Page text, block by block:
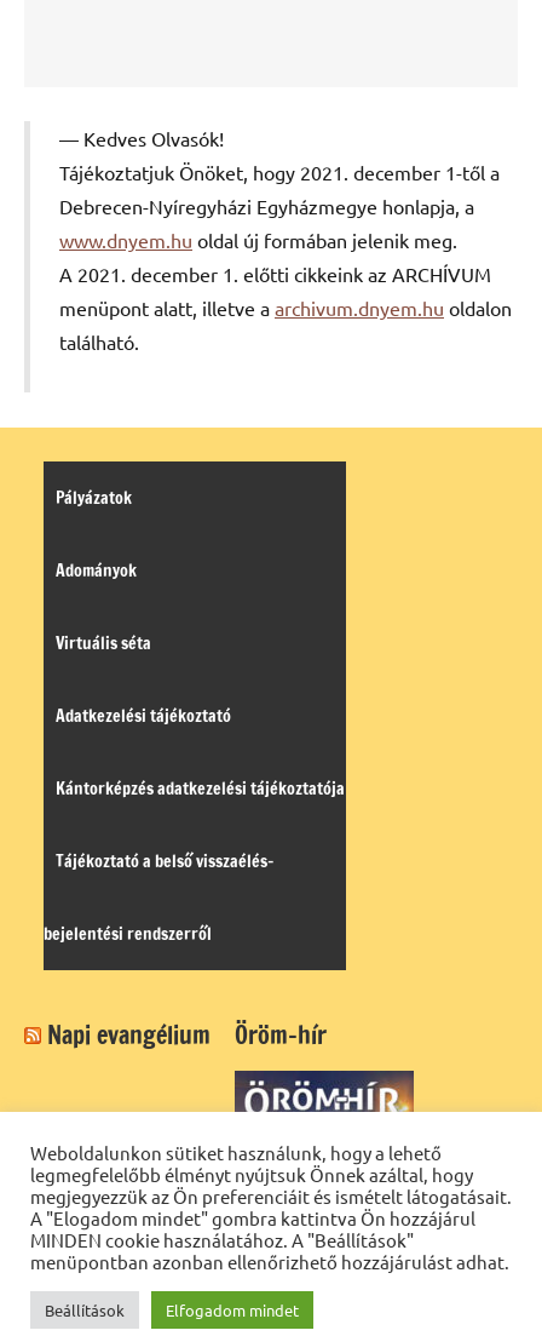
Kedves Olvasók!
Tájékoztatjuk Önöket, hogy 2021. december 1-től a
Debrecen-Nyíregyházi Egyházmegye honlapja, a
www.dnyem.hu oldal új formában jelenik meg.
A 2021. december 1. előtti cikkeink az ARCHÍVUM
menüpont alatt, illetve a archivum.dnyem.hu oldalon
található.
Pályázatok
Adományok
Virtuális séta
Adatkezelési tájékoztató
Kántorképzés adatkezelési tájékoztatója
Tájékoztató a belső visszaélés-
bejelentési rendszerről
Napi evangélium Öröm-hír
Weboldalunkon sütiket használunk, hogy a lehető
legmegfelelőbb élményt nyújtsuk Önnek azáltal, hogy
megjegyezzük az Ön preferenciáit és ismételt látogatásait.
A "Elogadom mindet" gombra kattintva Ön hozzájárul
MINDEN cookie használatához. A "Beállítások"
menüpontban azonban ellenőrizhető hozzájárulást adhat.
Beállítások Elfogadom mindet